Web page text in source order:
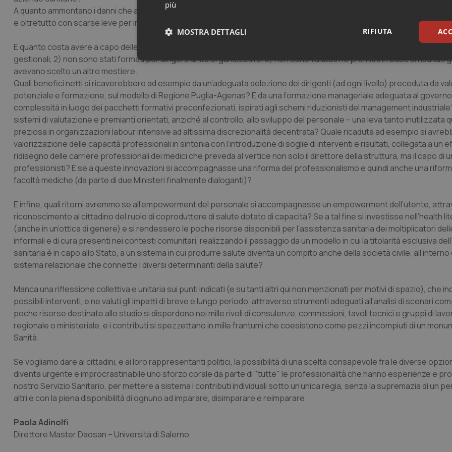
A quanto ammontano i danni che arrecano al sistema sanitario direttori generali sotto-pagati, poco competenti e
e oltretutto con scarse leve per incidere sugli assetti organizzativi e le prestazioni dei singoli?
E quanto costa avere a capo delle strutture complesse, medici che 1) non sono stati selezionati in virtù di comprovate
gestionali, 2) non sono stati formati per dirigere unità organizzative, 3) non sono valutati né premiati in base ai risultati
avevano scelto un altro mestiere.
Quali benefici netti si ricaverebbero ad esempio da un’adeguata selezione dei dirigenti (ad ogni livello) preceduta da
potenziale e formazione, sul modello di Regione Puglia-Agenas? E da una formazione manageriale adeguata al
complessità in luogo dei pacchetti formativi preconfezionati, ispirati agli schemi riduzionisti del management
sistemi di valutazione e premianti orientati, anziché al controllo, allo sviluppo del personale – una leva tanto inutilizzata
preziosa in organizzazioni labour intensive ad altissima discrezionalità decentrata? Quale ricaduta ad esempio si
valorizzazione delle capacità professionali in sintonia con l’introduzione di soglie di interventi e risultati, collegata a un
ridisegno delle carriere professionali dei medici che preveda al vertice non solo il direttore della struttura, ma il capo di
professionisti? E se a queste innovazioni si accompagnasse una riforma del professionalismo e quindi anche una
facoltà mediche (da parte di due Ministeri finalmente dialoganti)?
E infine, quali ritorni avremmo se all’empowerment del personale si accompagnasse un empowerment dell’utente,
riconoscimento al cittadino del ruolo di coproduttore di salute dotato di capacità? Se a tal fine si investisse nell’health
(anche in un’ottica di genere) e si rendessero le poche risorse disponibili per l’assistenza sanitaria dei moltiplicatori
informali e di cura presenti nei contesti comunitari, realizzando il passaggio da un modello in cui la titolarità esclusiva
sanitaria è in capo allo Stato, a un sistema in cui produrre salute diventa un compito anche della società civile, all’interno
sistema relazionale che connette i diversi determinanti della salute?
Manca una riflessione collettiva e unitaria sui punti indicati (e su tanti altri qui non menzionati per motivi di spazio), che
possibili interventi, e ne valuti gli impatti di breve e lungo periodo, attraverso strumenti adeguati all’analisi di scenari
poche risorse destinate allo studio si disperdono nei mille rivoli di consulenze, commissioni, tavoli tecnici e gruppi di
regionale o ministeriale, e i contributi si spezzettano in mille frantumi che coesistono come pezzi incompiuti di un
Sanità.
Se vogliamo dare ai cittadini, e ai loro rappresentanti politici, la possibilità di una scelta consapevole fra le diverse
diventa urgente e improcrastinabile uno sforzo corale da parte di "tutte" le professionalità che hanno esperienze e
nostro Servizio Sanitario, per mettere a sistema i contributi individuali sotto un’unica regia, senza la supremazia di un
altri e con la piena disponibilità di ognuno ad imparare, disimparare e reimparare.
Paola Adinolfi
Direttore Master Daosan – Università di Salerno
più
RIFIUTA
MOSTRA DETTAGLI
Necessari Statistici
Necessari Statistici Marketing
I cookie necessari contribuiscono a rendere fruibile il sito web abilitandone funzionalità di base quali la
e l'accesso alle aree protette del sito. Il sito web non è in grado di funzionare correttamente senza questi
Dominio
Descrizione
interazione con il sito. Registra i
del visitatore riguardo a varie
impostazioni sulla privacy,
preferenze siano onorate nelle
CookieScriptConsent
CookieScript
www.quotidianosanita.it
5 mesi 3
Questo cookie viene utilizzato
sui cookie dei visitatori. È
tracking-enable
settimane
2 giorni
abilitare il sistema di tracking
tracking-sites-ironfish-
session-id
www.quotidianosanita.it
4
settimane
2 giorni
Questo cookie è impostato
assegnare un identificatore
utilizzato da Google. Questo
per distinguere utenti unici
generato in modo casuale come
cliente. È incluso in ogni
sito e utilizzato per calcolare i